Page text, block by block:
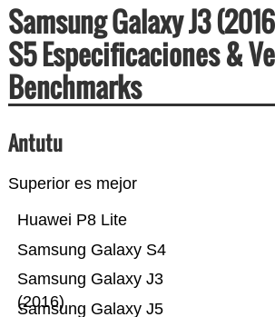
Samsung Galaxy J3
S5 Especificaciones &
Benchmarks
Antutu
Superior es mejor
Samsung Galaxy J5
Samsung Galaxy J3
(2016)
Samsung Galaxy S4
Huawei P8 Lite